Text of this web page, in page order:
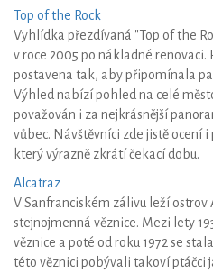
Top of the Rock
Vyhlídka přezdívaná "Top of the
v roce 2005 po nákladné renovaci.
postavena tak, aby připomínala
Výhled nabízí pohled na celé
považován i za nejkrásnější
vůbec. Návštěvníci zde jistě ocení
který výrazně zkrátí čekací dobu.
Alcatraz
V Sanfranciském zálivu leží ostrov
stejnojmenná věznice. Mezi lety
věznice a poté od roku 1972 se
této věznici pobývali takoví ptáčci